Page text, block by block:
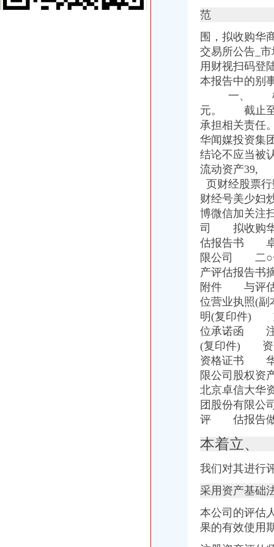
九龙坡西彭工业园㎡土地842万拍卖-paifun.net
重庆座斜拉式公轨两用桥合龙西彭5分钟可到江津_综合新闻_中国物
从海关到西彭二环路口怎么坐公交车,快需要多久？-重庆公交查询
重庆市隧道小车限速由60公里/小时上调为80公里_中国江苏网
重庆各公交汽车路线（已整理）.xls全文-大学试卷-在线文档
重庆市渝万建设集团有限公司_【信用信息_诉讼信息_财务信息_注册信
重庆经济热点解读：都市功能拓展区三大发展方向_中国经济网——国
【重庆九龙坡西彭海关事务管理招聘网|2018年重庆九龙坡西彭海关事
重庆北站有大巴车到西彭镇的吗？？要几个小时,怎么走？的的话
2016重庆西彭考场科目三路考新线路之一号线-汽车-高清-爱奇艺
九龙坡局重庆进出口权办理西彭工商所立足工商职能全方位服务重庆
【重庆海关事务管理简历_应聘重庆海关事务管理求职简历_重庆海关事
九龙坡局西彭工商所努力营造安全放心的重庆进出口许可证市场购物环
郭翔副局出入境检验检疫报检长到西彭工业园区现场办公-重庆帅博
西彭园区实验小学_西彭园区实验小学地址_西彭园区实验小学电话_学
2018【西彭萨科拉旅游注意事项】西彭萨科拉旅游指南,西彭萨科拉
两男子违规携带23万元和田玉被海关查获-上游新闻汇聚向上的力量
范
围， 拟收购华
交易所公告_
用财视扫码登
本报告中的别
一、 根
元。 截止至
承担相关责任
华闻媒投资
结论不应当被
流动资产39,
页财经股票
财经号美少妇
博微信加关注
司 拟收购华
估报告书 卓
限公司 二○
产评估报告
附件 与评估
位营业执照(
明(复印件)
位承诺函 注
(复印件) 资
资格证书 华
限公司股权
北京卓信大华
团股份有限公
评 估报告做
本着立、
我们对其进行
采用资产基础
本公司的评估
果的有效使用